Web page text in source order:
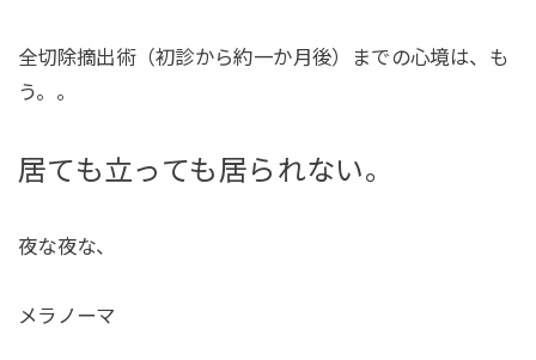
全切除摘出術（初診から約一か月後）までの心境は、も
う。。
居ても立っても居られない。
夜な夜な、
メラノーマ